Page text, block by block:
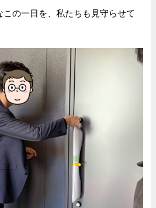
の一日を、私たちも見守らせて